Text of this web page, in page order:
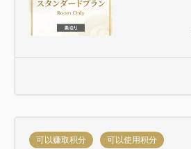
可以赚取积分 可以使用积分